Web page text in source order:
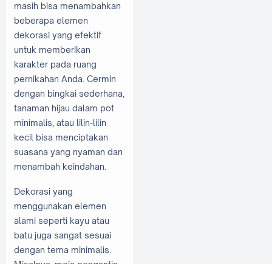
masih bisa menambahkan
beberapa elemen
dekorasi yang efektif
untuk memberikan
karakter pada ruang
pernikahan Anda. Cermin
dengan bingkai sederhana,
tanaman hijau dalam pot
minimalis, atau lilin-lilin
kecil bisa menciptakan
suasana yang nyaman dan
menambah keindahan.
Dekorasi yang
menggunakan elemen
alami seperti kayu atau
batu juga sangat sesuai
dengan tema minimalis.